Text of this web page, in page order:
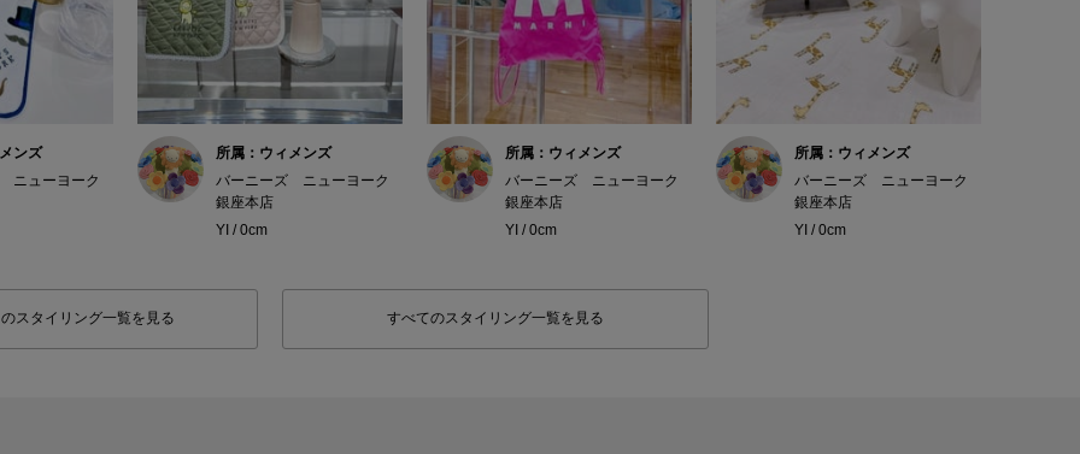
ンズ
ニューヨーク
所属：ウィメンズ
バーニーズ ニューヨーク
銀座本店
YI / 0cm
所属：ウィメンズ
バーニーズ ニューヨーク
銀座本店
YI / 0cm
所属：ウィメンズ
バーニーズ ニューヨーク
銀座本店
YI / 0cm
スタイリング一覧を見る すべてのスタイリング一覧を見る